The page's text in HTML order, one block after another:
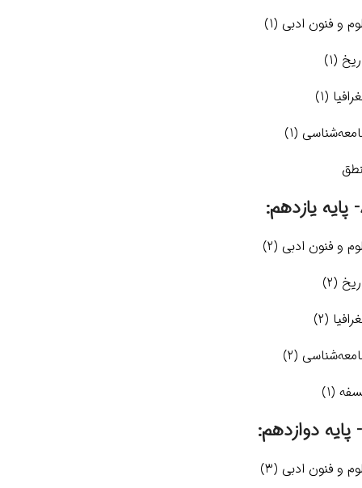
و فنون ادبی (1)
(1)
(1)
(1)
و فنون ادبی (2)
(2)
(2)
(2)
(1)
و فنون ادبی (3)